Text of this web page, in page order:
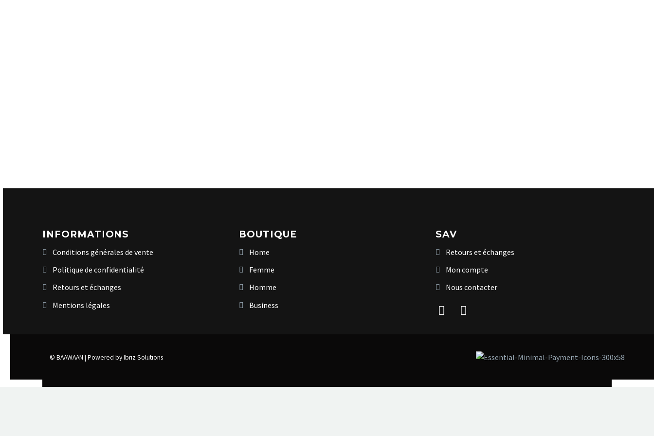
INFORMATIONS
Conditions générales de vente
Politique de confidentialité
Retours et échanges
Mentions légales
BOUTIQUE
Home
Femme
Homme
Business
SAV
Retours et échanges
Mon compte
Nous contacter
© BAAWAAN | Powered by Ibriz Solutions